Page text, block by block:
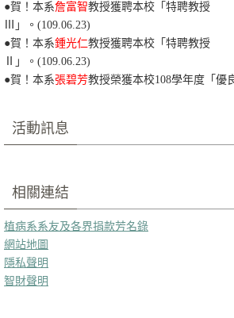
●賀！本系詹富智教授獲聘本校「特聘教授
」。(109.06.23)
●賀！本系鍾光仁教授獲聘本校「特聘教授
」。(109.06.23)
●賀！本系張碧芳教授榮獲本校108學年度「優
活動訊息
相關連結
植病系系友及各界捐款芳名錄
網站地圖
隱私聲明
智財聲明